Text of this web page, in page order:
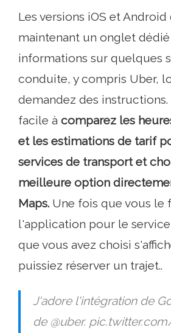
Les versions iOS et
maintenant un onglet
informations sur quelques
conduite, y compris Uber,
demandez des instructions.
facile à comparez les
et les estimations de tarif
services de transport et
meilleure option
Maps. Une fois que vous le
l'application pour le
que vous avez choisi
puissiez réserver un trajet..
J'adore l'intégration de
de @uber.